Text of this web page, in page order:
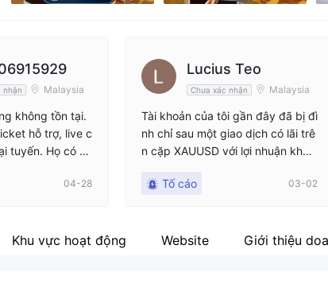
nhận Malaysia
không tồn tại.
hỗ trợ, live c
tuyến. Họ có m
nạp 15USD và
thưởng của t
04-28
Lucius Teo
Chưa xác nhận Malaysia
Tài khoản của tôi gần đây đã bị đì
nh chỉ sau một giao dịch có lãi trê
n cặp XAUUSD với lợi nhuận khoả
dịch tuyên bố rằng hành vi giao d
i phạm các điều khoản giao dịch
Tố cáo 03-02
Khu vực hoạt động Website Giới thiệu